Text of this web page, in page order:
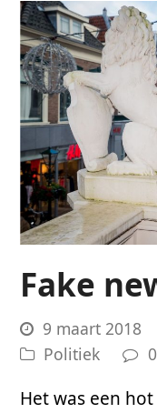
Fake
9 maart 2018
Politiek
Het was een